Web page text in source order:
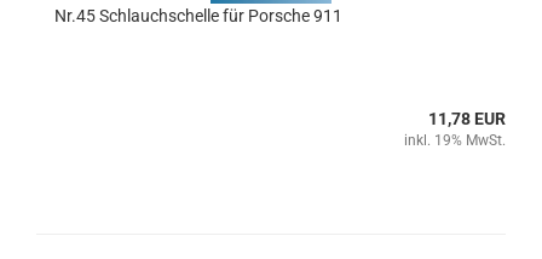
Nr.45 Schlauchschelle für Porsche 911
11,78 EUR
inkl. 19% MwSt.